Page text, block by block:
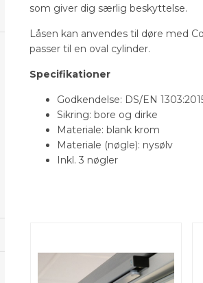
som giver dig særlig beskyttelse.
Låsen kan anvendes til døre med
passer til en oval cylinder.
Specifikationer
Godkendelse: DS/EN
Sikring: bore og dirke
Materiale: blank krom
Materiale (nøgle): nysølv
Inkl. 3 nøgler